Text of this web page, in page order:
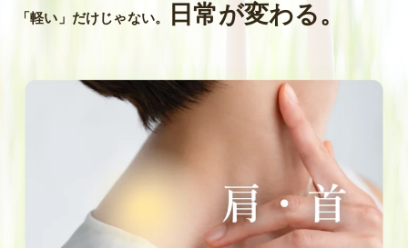
「軽い」だけじゃない。 日常が変わる。